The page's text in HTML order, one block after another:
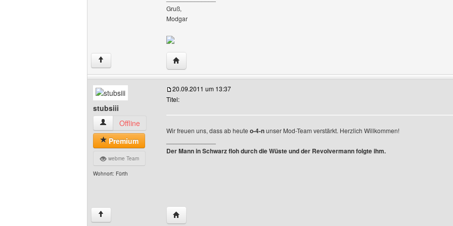
Gruß,
Modgar
↑ Website dieses Benutzers besuchen: der-pott
stubsiii
stubsiii Benutzer-Profile anzeigen
Offline
Premium
webme Team
Wohnort: Fürth
20.09.2011 um 13:37
Titel:
Wir freuen uns, dass ab heute o-4-nunser Mod-Team verstärkt. Herzlich Willkommen!
Der Mann in Schwarz floh durch die Wüste und der Revolvermann folgte ihm.
↑ Website dieses Benutzers besuchen: stubsiii